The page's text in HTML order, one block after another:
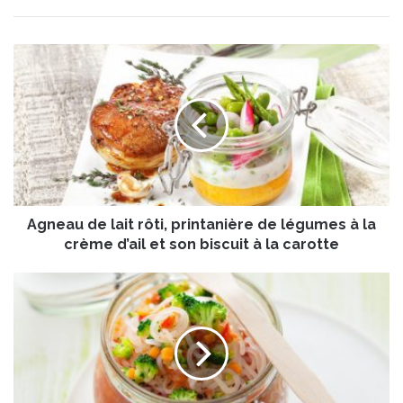
n
e
a
u
d
e
l
Agneau de lait rôti, printanière de légumes à la
crème d’ail et son biscuit à la carotte